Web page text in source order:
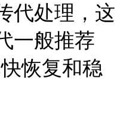
代处理，这
一般推荐
恢复和稳